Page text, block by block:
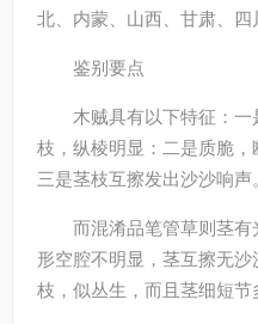
北、内蒙、山西、甘肃、四
鉴别要点
木贼具有以下特征：
枝，纵棱明显：二是质脆，
三是茎枝互擦发出沙沙响声。
而混淆品笔管草则茎
形空腔不明显，茎互擦无
枝，似丛生，而且茎细短节